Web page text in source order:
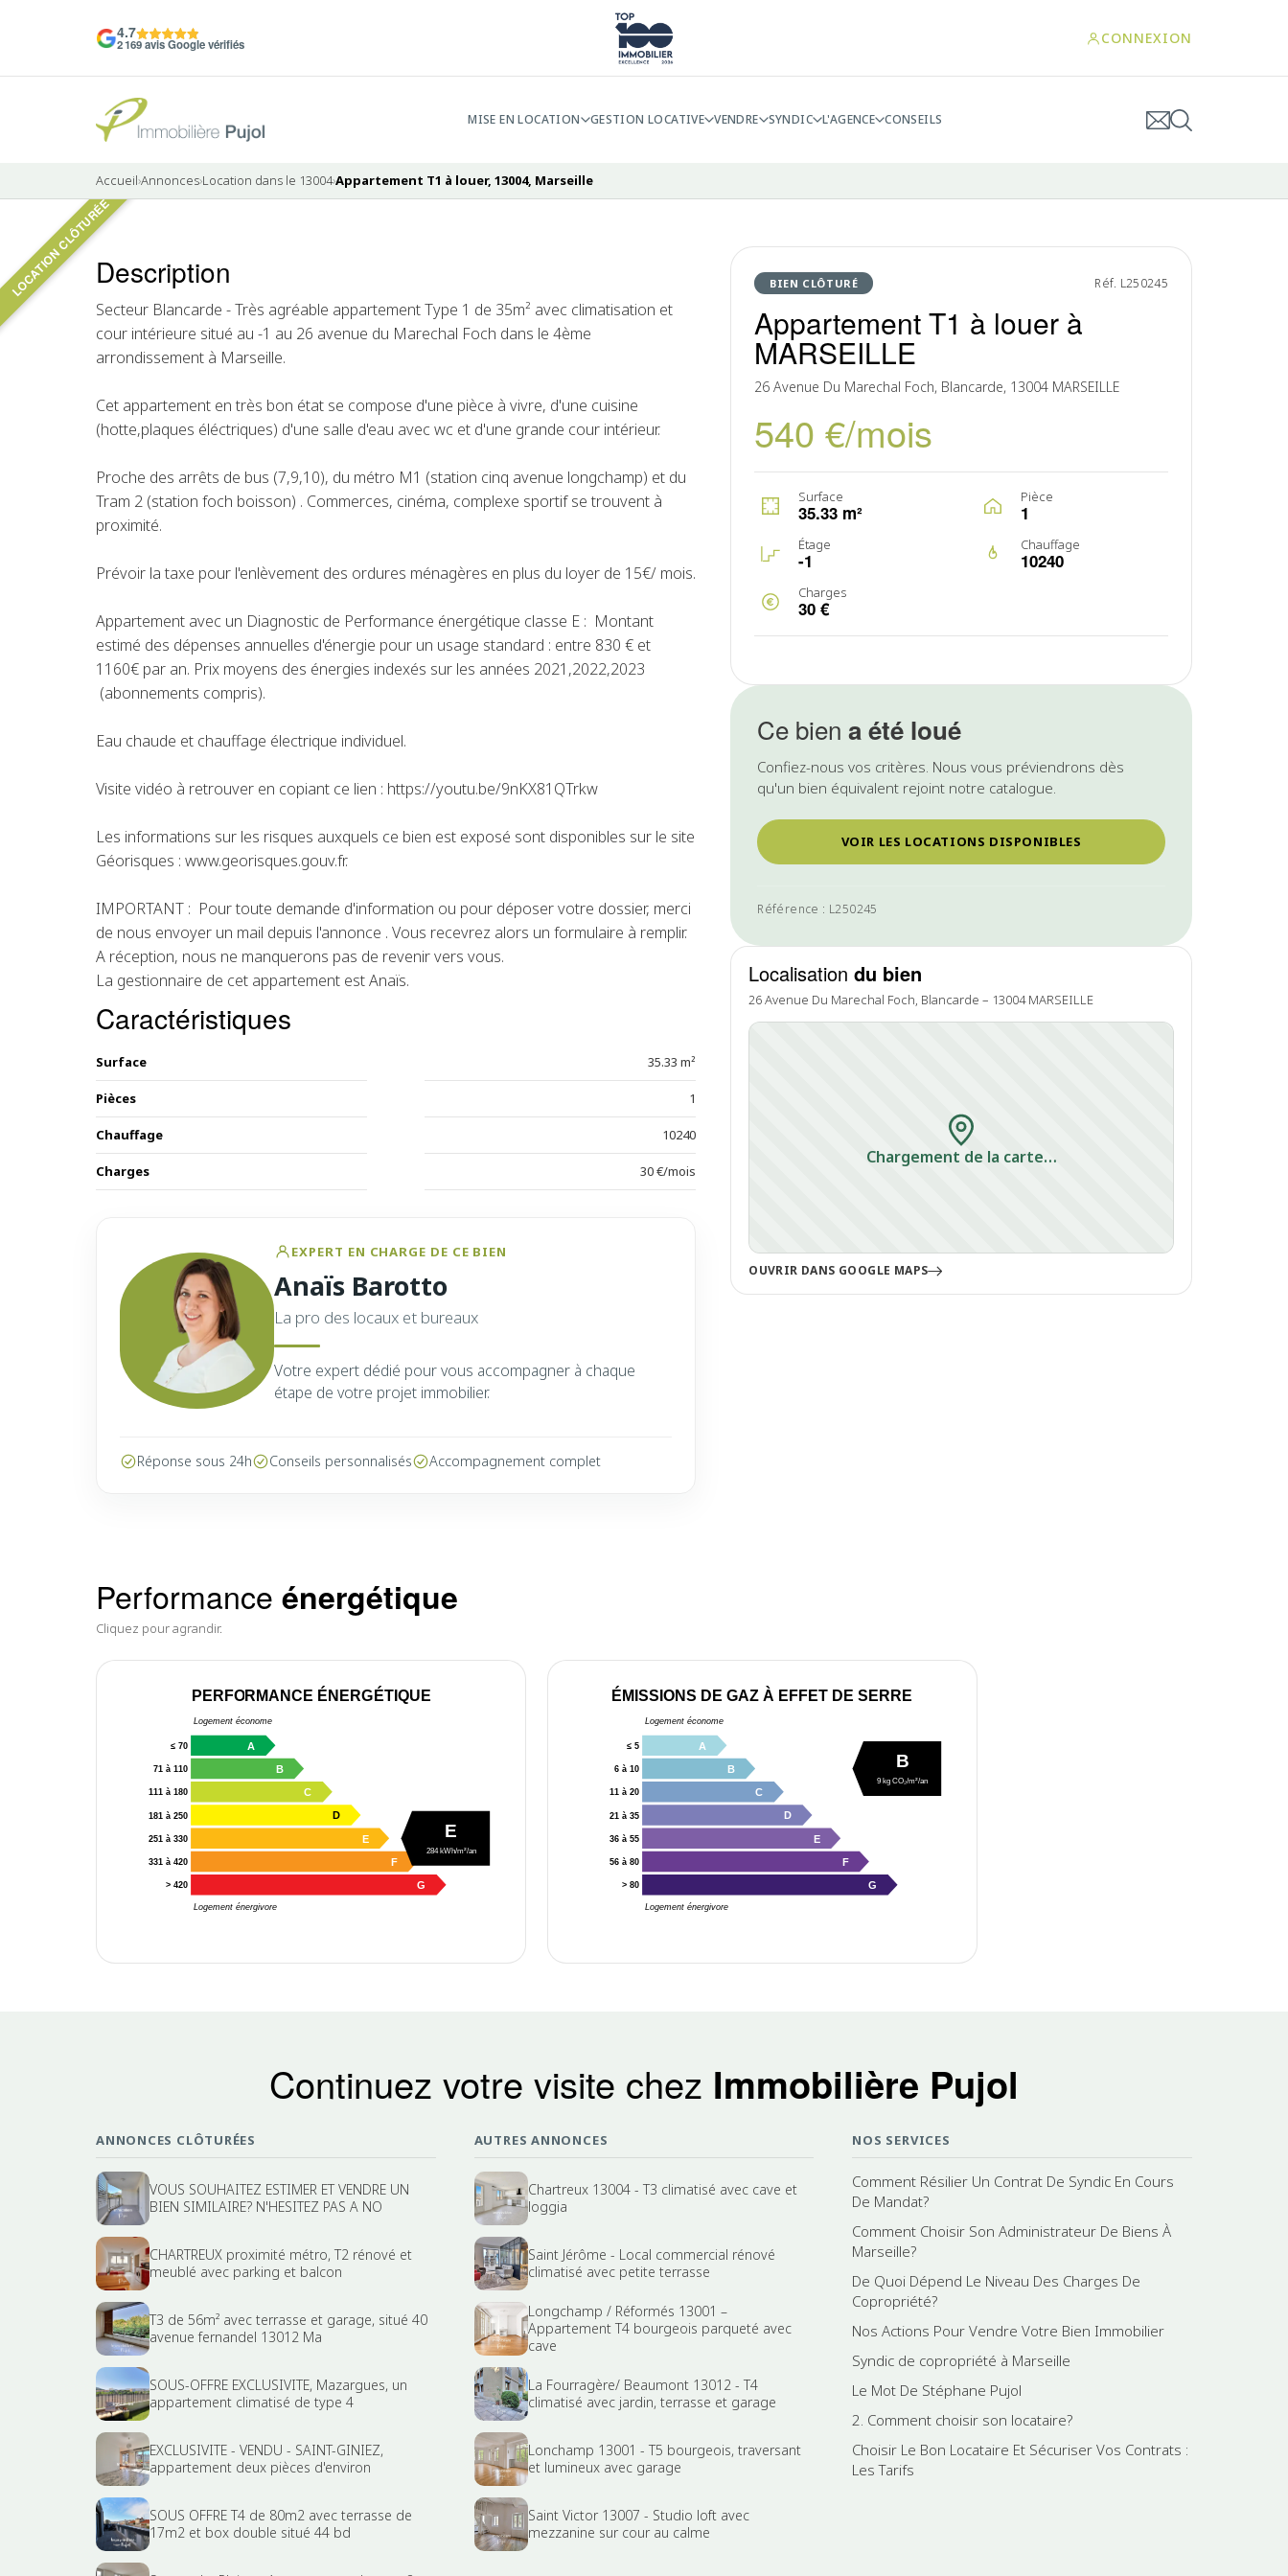
4.7
2 169 avis Google vérifiés CONNEXION
MISE EN LOCATION GESTION LOCATIVE VENDRE SYNDIC L'AGENCE CONSEILS
Accueil›Annonces›Location dans le 13004›Appartement T1 à louer, 13004, Marseille
LOCATION CLÔTURÉE BIEN CLÔTURÉ Réf. L250245
Appartement T1 à louer à
MARSEILLE
26 Avenue Du Marechal Foch, Blancarde, 13004 MARSEILLE
540 €/mois
Surface
35.33 m²
Pièce
1
Étage
-1
Chauffage
10240
Charges
30 €
Ce biena été loué
Confiez-nous vos critères. Nous vous préviendrons dès
qu'un bien équivalent rejoint notre catalogue.
VOIR LES LOCATIONS DISPONIBLES
Référence : L250245
Localisationdu bien
26 Avenue Du Marechal Foch, Blancarde – 13004 MARSEILLE
Chargement de la carte…
OUVRIR DANS GOOGLE MAPS
LOUÉ
Description
Secteur Blancarde - Très agréable appartement Type 1 de 35m² avec climatisation et
cour intérieure situé au -1 au 26 avenue du Marechal Foch dans le 4ème
arrondissement à Marseille.
Cet appartement en très bon état se compose d'une pièce à vivre, d'une cuisine
(hotte,plaques éléctriques) d'une salle d'eau avec wc et d'une grande cour intérieur.
Proche des arrêts de bus (7,9,10), du métro M1 (station cinq avenue longchamp) et du
Tram 2 (station foch boisson) . Commerces, cinéma, complexe sportif se trouvent à
proximité.
Prévoir la taxe pour l'enlèvement des ordures ménagères en plus du loyer de 15€/ mois.
Appartement avec un Diagnostic de Performance énergétique classe E : Montant
estimé des dépenses annuelles d'énergie pour un usage standard : entre 830 € et
1160€ par an. Prix moyens des énergies indexés sur les années 2021,2022,2023
(abonnements compris).
Eau chaude et chauffage électrique individuel.
Visite vidéo à retrouver en copiant ce lien : https://youtu.be/9nKX81QTrkw
Les informations sur les risques auxquels ce bien est exposé sont disponibles sur le site
Géorisques : www.georisques.gouv.fr.
IMPORTANT : Pour toute demande d'information ou pour déposer votre dossier, merci
de nous envoyer un mail depuis l'annonce . Vous recevrez alors un formulaire à remplir.
A réception, nous ne manquerons pas de revenir vers vous.
La gestionnaire de cet appartement est Anaïs.
Caractéristiques
Surface 35.33 m²
Pièces 1
Chauffage 10240
Charges 30 €/mois
EXPERT EN CHARGE DE CE BIEN
Anaïs Barotto
La pro des locaux et bureaux
Votre expert dédié pour vous accompagner à chaque
étape de votre projet immobilier.
Réponse sous 24h Conseils personnalisés Accompagnement complet
Performance énergétique
Cliquez pour agrandir.
PERFORMANCE ÉNERGÉTIQUE
Logement économe
Logement énergivore
≤ 70 A
71 à 110 B
111 à 180 C
181 à 250 D
251 à 330 E
331 à 420 F
> 420 G
E
284 kWh/m²/an
ÉMISSIONS DE GAZ À EFFET DE SERRE
Logement économe
Logement énergivore
≤ 5 A
6 à 10 B
11 à 20 C
21 à 35 D
36 à 55 E
56 à 80 F
> 80 G
B
9 kg CO₂/m²/an
Continuez votre visite chez Immobilière Pujol
ANNONCES CLÔTURÉES
VOUS SOUHAITEZ ESTIMER ET VENDRE UN
BIEN SIMILAIRE? N'HESITEZ PAS A NO
CHARTREUX proximité métro, T2 rénové et
meublé avec parking et balcon
T3 de 56m² avec terrasse et garage, situé 40
avenue fernandel 13012 Ma
SOUS-OFFRE EXCLUSIVITE, Mazargues, un
appartement climatisé de type 4
EXCLUSIVITE - VENDU - SAINT-GINIEZ,
appartement deux pièces d'environ
SOUS OFFRE T4 de 80m2 avec terrasse de
17m2 et box double situé 44 bd
AUTRES ANNONCES
Chartreux 13004 - T3 climatisé avec cave et
loggia
Saint Jérôme - Local commercial rénové
climatisé avec petite terrasse
Longchamp / Réformés 13001 –
Appartement T4 bourgeois parqueté avec
cave
La Fourragère/ Beaumont 13012 - T4
climatisé avec jardin, terrasse et garage
Lonchamp 13001 - T5 bourgeois, traversant
et lumineux avec garage
Saint Victor 13007 - Studio loft avec
mezzanine sur cour au calme
NOS SERVICES
Comment Résilier Un Contrat De Syndic En Cours
De Mandat?
Comment Choisir Son Administrateur De Biens À
Marseille?
De Quoi Dépend Le Niveau Des Charges De
Copropriété?
Nos Actions Pour Vendre Votre Bien Immobilier
Syndic de copropriété à Marseille
Le Mot De Stéphane Pujol
2. Comment choisir son locataire?
Choisir Le Bon Locataire Et Sécuriser Vos Contrats :
Les Tarifs